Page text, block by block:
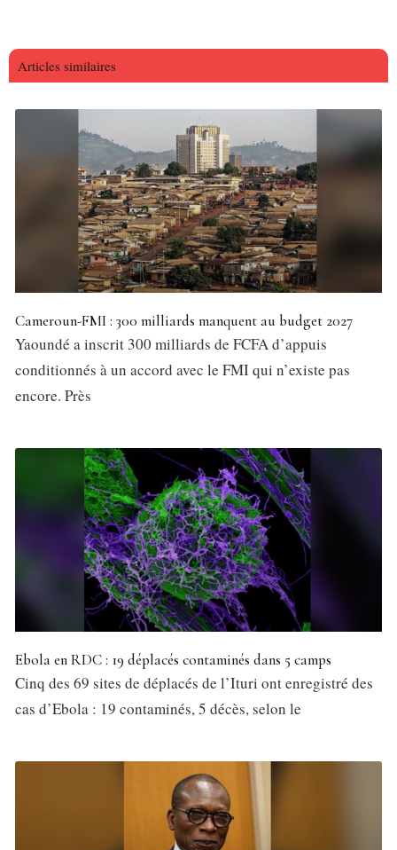
Articles similaires
Cameroun-FMI : 300 milliards manquent au budget 2027
Yaoundé a inscrit 300 milliards de FCFA d’appuis
conditionnés à un accord avec le FMI qui n’existe pas
encore. Près
Ebola en RDC : 19 déplacés contaminés dans 5 camps
Cinq des 69 sites de déplacés de l’Ituri ont enregistré des
cas d’Ebola : 19 contaminés, 5 décès, selon le